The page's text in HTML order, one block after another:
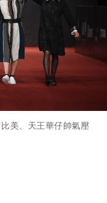
美、天王華仔帥氣壓